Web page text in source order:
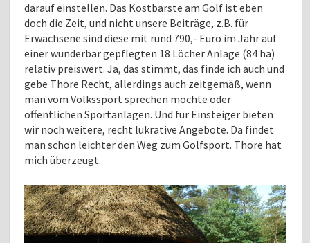
darauf einstellen. Das Kostbarste am Golf ist eben
doch die Zeit, und nicht unsere Beiträge, z.B. für
Erwachsene sind diese mit rund 790,- Euro im Jahr auf
einer wunderbar gepflegten 18 Löcher Anlage (84 ha)
relativ preiswert. Ja, das stimmt, das finde ich auch und
gebe Thore Recht, allerdings auch zeitgemäß, wenn
man vom Volkssport sprechen möchte oder
öffentlichen Sportanlagen. Und für Einsteiger bieten
wir noch weitere, recht lukrative Angebote. Da findet
man schon leichter den Weg zum Golfsport. Thore hat
mich überzeugt.